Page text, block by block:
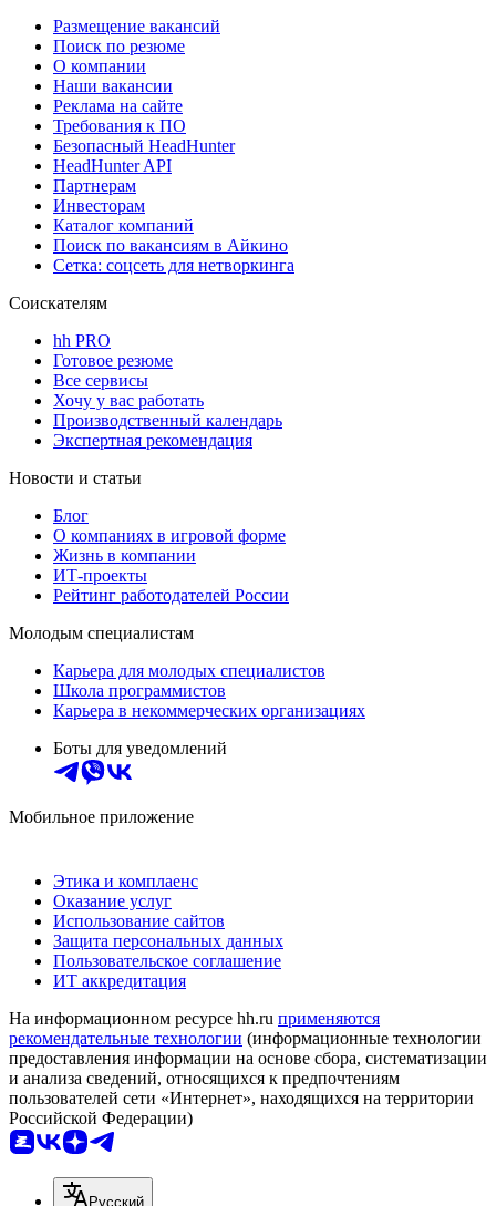
Размещение вакансий
Поиск по резюме
О компании
Наши вакансии
Реклама на сайте
Требования к ПО
Безопасный HeadHunter
HeadHunter API
Партнерам
Инвесторам
Каталог компаний
Поиск по вакансиям в Айкино
Сетка: соцсеть для нетворкинга
Соискателям
hh PRO
Готовое резюме
Все сервисы
Хочу у вас работать
Производственный календарь
Экспертная рекомендация
Новости и статьи
Блог
О компаниях в игровой форме
Жизнь в компании
ИТ-проекты
Рейтинг работодателей России
Молодым специалистам
Карьера для молодых специалистов
Школа программистов
Карьера в некоммерческих организациях
Боты для уведомлений
Мобильное приложение
Этика и комплаенс
Оказание услуг
Использование сайтов
Защита персональных данных
Пользовательское соглашение
ИТ аккредитация
На информационном ресурсе hh.ru применяются
рекомендательные технологии (информационные технологии
предоставления информации на основе сбора, систематизации
и анализа сведений, относящихся к предпочтениям
пользователей сети «Интернет», находящихся на территории
Российской Федерации)
Русский